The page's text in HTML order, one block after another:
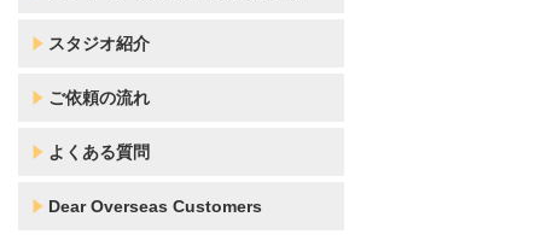
スタジオ紹介
ご依頼の流れ
よくある質問
Dear Overseas Customers